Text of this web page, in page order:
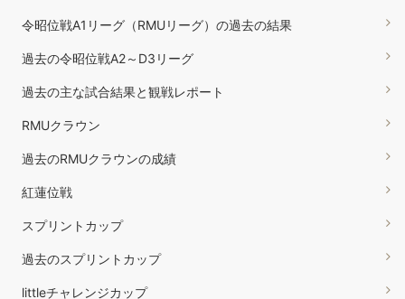
令昭位戦A1リーグ（RMUリーグ）の過去の結果
過去の令昭位戦A2～D3リーグ
過去の主な試合結果と観戦レポート
RMUクラウン
過去のRMUクラウンの成績
紅蓮位戦
スプリントカップ
過去のスプリントカップ
littleチャレンジカップ